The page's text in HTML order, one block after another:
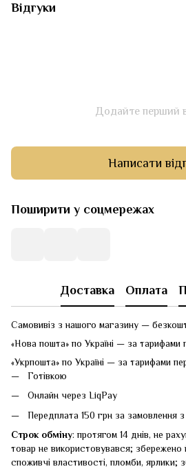
Відгуки
Додайте перший
Написати
Поширити у соцмережах
Доставка Оплата
Самовивіз з нашого магазину —
«Нова пошта» по Україні — за тарифами
«Укрпошта» по Україні — за тарифами
Готівкою
Онлайн через LiqPay
Передплата 150 грн за замовлення
Строк обміну: протягом 14 днів, не
товар не використовувався; збережено
споживчі властивості, пломби, ярлики;